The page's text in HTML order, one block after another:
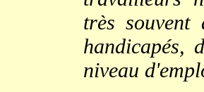
très
handicapés,
niveau